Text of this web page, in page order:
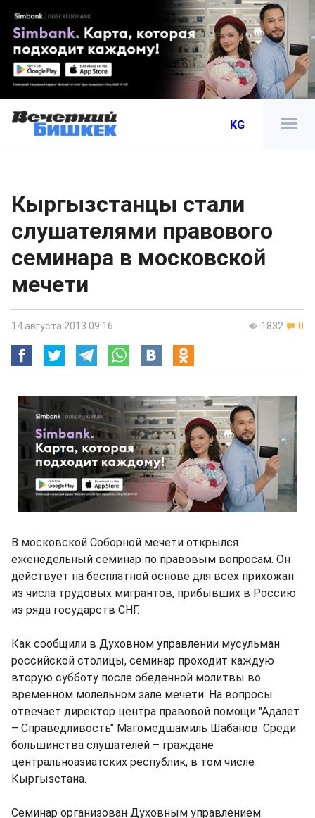
KG
Кыргызстанцы стали
слушателями правового
семинара в московской
мечети
1832 0
14 августа 2013 09:16
В московской Соборной мечети открылся
еженедельный семинар по правовым вопросам. Он
действует на бесплатной основе для всех прихожан
из числа трудовых мигрантов, прибывших в Россию
из ряда государств СНГ.
Как сообщили в Духовном управлении мусульман
российской столицы, семинар проходит каждую
вторую субботу после обеденной молитвы во
временном молельном зале мечети. На вопросы
отвечает директор центра правовой помощи "Адалет
– Справедливость" Магомедшамиль Шабанов. Среди
большинства слушателей – граждане
центральноазиатских республик, в том числе
Кыргызстана.
Семинар организован Духовным управлением